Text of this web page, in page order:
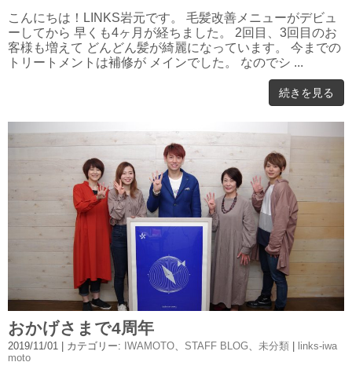
こんにちは！LINKS岩元です。 毛髪改善メニューがデビュ
ーしてから 早くも4ヶ月が経ちました。 2回目、3回目のお
客様も増えて どんどん髪が綺麗になっています。 今までの
トリートメントは補修が メインでした。 なのでシ ...
続きを見る
おかげさまで4周年
2019/11/01 | カテゴリー: IWAMOTO、 STAFF BLOG、 未分類
links-iwa
moto